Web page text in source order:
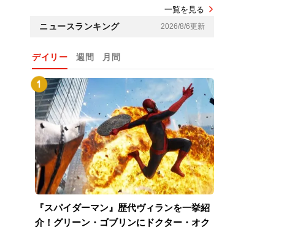
一覧を見る
ニュースランキング 2026/8/6更新
デイリー 週間 月間
『スパイダーマン』歴代ヴィランを一挙紹
介！グリーン・ゴブリンにドクター・オク